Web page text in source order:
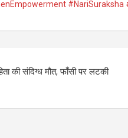
की संदिग्ध मौत, फाँसी पर लटकी